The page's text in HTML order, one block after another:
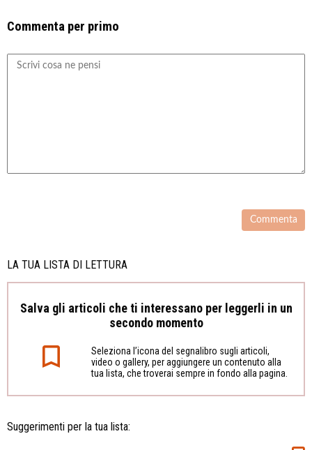
Commenta per primo
LA TUA LISTA DI LETTURA
Salva gli articoli che ti interessano per leggerli in un
secondo momento
Seleziona l’icona del segnalibro sugli articoli,
video o gallery, per aggiungere un contenuto alla
tua lista, che troverai sempre in fondo alla pagina.
Suggerimenti per la tua lista: